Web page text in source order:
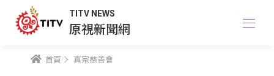
TITV NEWS
原視新聞網
首頁 真宗慈善會